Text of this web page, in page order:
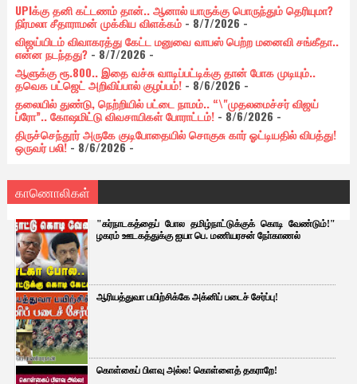
UPIக்கு தனி கட்டணம் தான்.. ஆனால் யாருக்கு பொருந்தும் தெரியுமா?
நிர்மலா சீதாராமன் முக்கிய விளக்கம்- 8/7/2026 -
விஜய்யிடம் விவாகரத்து கேட்ட மனுவை வாபஸ் பெற்ற மனைவி சங்கீதா..
என்ன நடந்தது?- 8/7/2026 -
ஆளுக்கு ரூ.800.. இதை வச்சு வாடிப்பட்டிக்கு தான் போக முடியும்..
தவெக பட்ஜெட் அறிவிப்பால் குழப்பம்!- 8/6/2026 -
தலையில் துண்டு, நெற்றியில் பட்டை நாமம்.. “\"முதலமைச்சர் விஜய்
ப்ரோ”.. கோஷமிட்டு விவசாயிகள் போராட்டம்!- 8/6/2026 -
திருச்செந்தூர் அருகே குடிபோதையில் சொகுசு கார் ஓட்டியதில் விபத்து!
ஒருவர் பலி!- 8/6/2026-
காணொலிகள்
"கர்நாடகத்தைப் போல தமிழ்நாட்டுக்குக் கொடி வேண்டும்!"
ழகரம் ஊடகத்துக்கு ஐயா பெ. மணியரசன் நோ்காணல்
ஆரியத்துவா பயிற்சிக்கே அக்னிப் படைச் சேர்ப்பு!
கொள்கைப் பிளவு அல்ல! கொள்ளைத் தகராறே!